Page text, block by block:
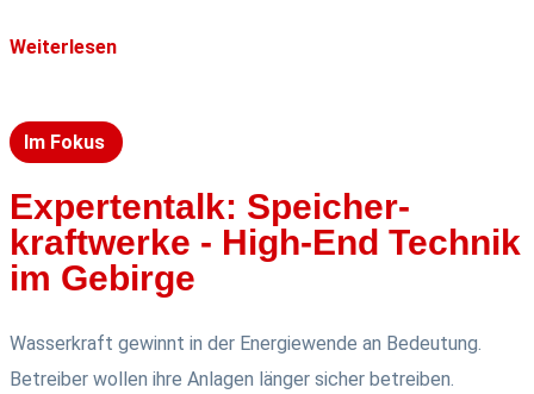
Weiterlesen
Im Fokus
Expertentalk: Speicher­
kraftwerke - High-End Technik
im Gebirge
Wasserkraft gewinnt in der Energiewende an Bedeutung.
Betreiber wollen ihre Anlagen länger sicher betreiben.